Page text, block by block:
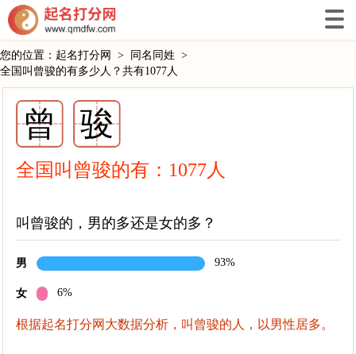
您的位置： 起名打分网 > 同名同姓 >
全国叫曾骏的有多少人？共有1077人
曾 骏
全国叫曾骏的有： 1077人
叫曾骏的，男的多还是女的多？
男 93%
女 6%
根据起名打分网大数据分析，叫曾骏的人，以男性居多。